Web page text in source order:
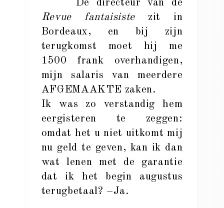
De directeur van de
Revue fantaisiste zit in
Bordeaux, en bij zijn
terugkomst moet hij me
1500 frank overhandigen,
mijn salaris van meerdere
AFGEMAAKTE zaken.
Ik was zo verstandig hem
eergisteren te zeggen:
omdat het u niet uitkomt mij
nu geld te geven, kan ik dan
wat lenen met de garantie
dat ik het begin augustus
terugbetaal? –Ja.